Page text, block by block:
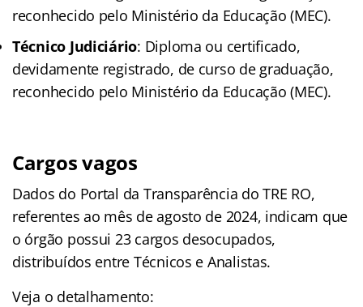
reconhecido pelo Ministério da Educação (MEC).
Técnico Judiciário: Diploma ou certificado,
devidamente registrado, de curso de graduação,
reconhecido pelo Ministério da Educação (MEC).
Cargos vagos
Dados do Portal da Transparência do TRE RO,
referentes ao mês de agosto de 2024, indicam que
o órgão possui 23 cargos desocupados,
distribuídos entre Técnicos e Analistas.
Veja o detalhamento: